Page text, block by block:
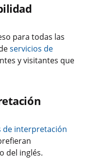
para todas las
servicios de
y visitantes que
de interpretación
del inglés.